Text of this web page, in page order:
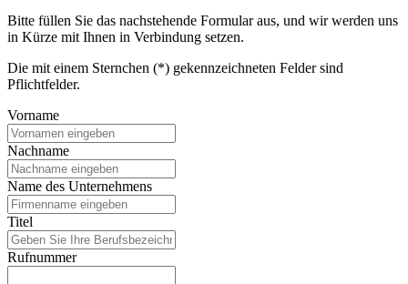
Bitte füllen Sie das nachstehende Formular aus, und wir werden uns
in Kürze mit Ihnen in Verbindung setzen.
Die mit einem Sternchen (*) gekennzeichneten Felder sind
Pflichtfelder.
Vorname
Nachname
Name des Unternehmens
Titel
Rufnummer